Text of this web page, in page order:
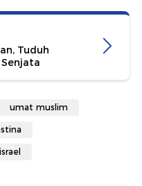
Tuduh
umat muslim